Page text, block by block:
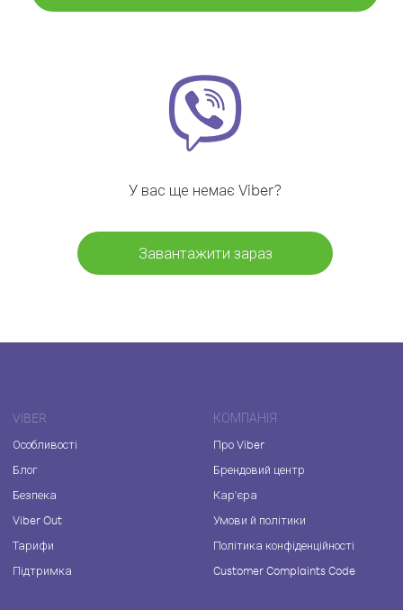
У вас ще немає Viber?
Завантажити зараз
VIBER
Особливості
Блог
Безпека
Viber Out
Тарифи
Підтримка
КОМПАНІЯ
Про Viber
Брендовий центр
Кар'єра
Умови й політики
Політика конфіденційності
Customer Complaints Code